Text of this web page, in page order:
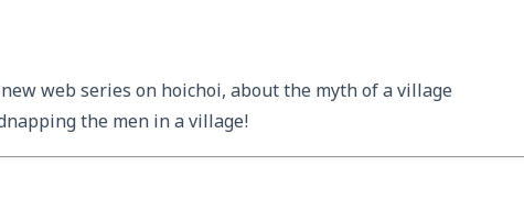
web series on hoichoi, about the myth of a village
the men in a village!